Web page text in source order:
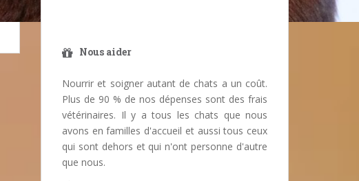
Nous aider
Nourrir et soigner autant de chats a un coût.
Plus de 90 % de nos dépenses sont des frais
vétérinaires. Il y a tous les chats que nous
avons en familles d'accueil et aussi tous ceux
qui sont dehors et qui n'ont personne d'autre
que nous.